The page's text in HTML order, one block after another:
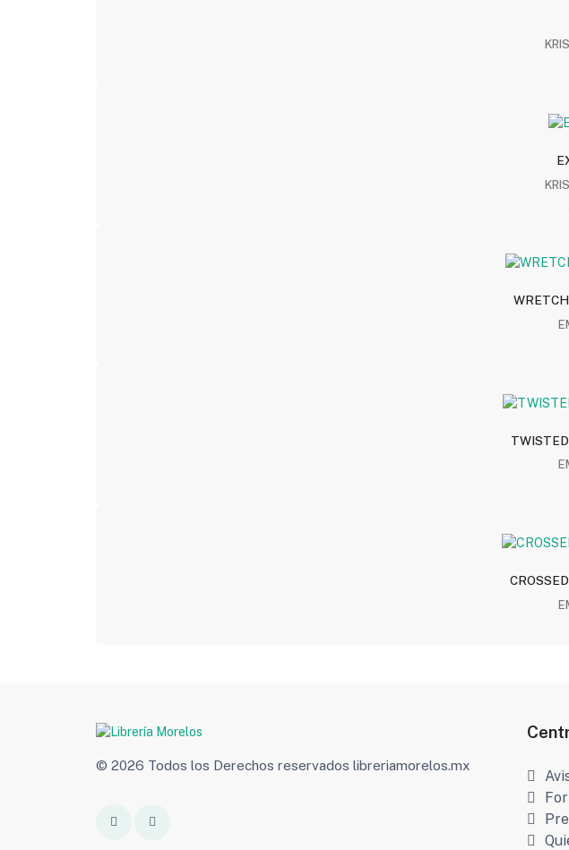
© 2026 Todos los Derechos reservados libreriamorelos.mx